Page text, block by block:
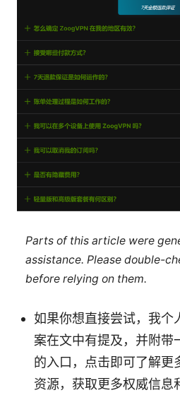
Parts of this article were
assistance. Please double-
before relying on them.
如果你想直接尝试，我个
案在文中有提及，并附带
的入口，点击即可了解更
资源，获取更多权威信息